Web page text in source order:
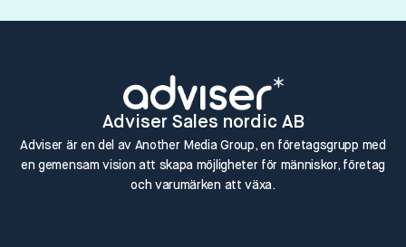
Adviser Sales nordic AB
Adviser är en del av Another Media Group, en företagsgrupp med
en gemensam vision att skapa möjligheter för människor, företag
och varumärken att växa.